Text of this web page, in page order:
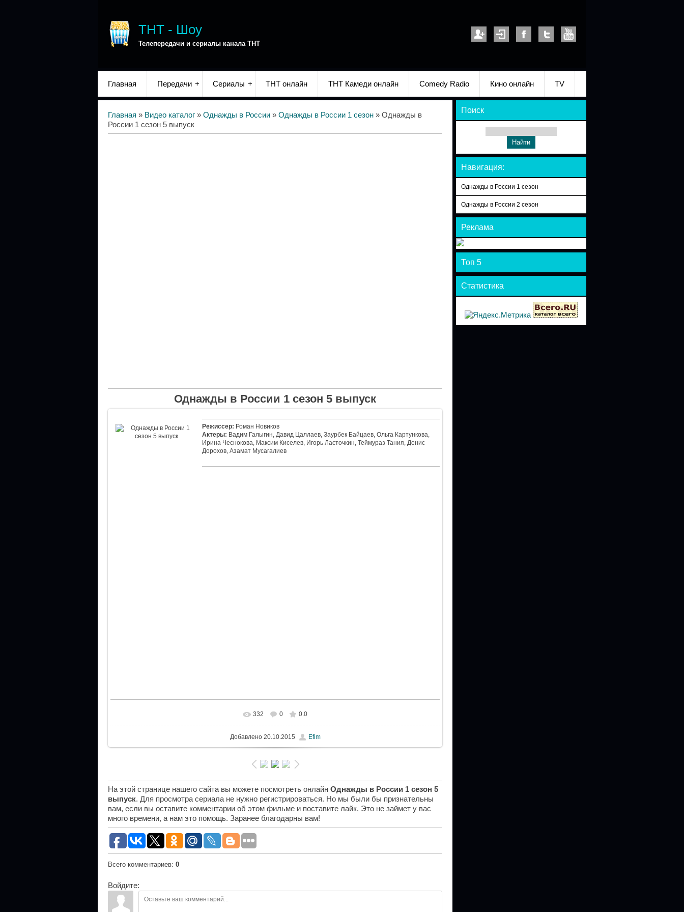
ТНТ - Шоу
Телепередачи и сериалы канала ТНТ
Главная Передачи Сериалы ТНТ онлайн ТНТ Камеди онлайн Comedy Radio Кино онлайн TV
Главная » Видео каталог » Однажды в России » Однажды в России 1 сезон » Однажды в
России 1 сезон 5 выпуск
Однажды в России 1 сезон 5 выпуск
Режиссер: Роман Новиков
Актеры: Вадим Галыгин, Давид Цаллаев, Заурбек Байцаев, Ольга Картункова,
Ирина Чеснокова, Максим Киселев, Игорь Ласточкин, Теймураз Тания, Денис
Дорохов, Азамат Мусагалиев
332 0 0.0
Добавлено20.10.2015 Efim
На этой странице нашего сайта вы можете посмотреть онлайн Однажды в России 1 сезон 5
выпуск. Для просмотра сериала не нужно регистрироваться. Но мы были бы признательны
вам, если вы оставите комментарии об этом фильме и поставите лайк. Это не займет у вас
много времени, а нам это помощь. Заранее благодарны вам!
Всего комментариев: 0
Войдите:
Поиск
Навигация:
Однажды в России 1 сезон
Однажды в России 2 сезон
Реклама
Топ 5
Статистика